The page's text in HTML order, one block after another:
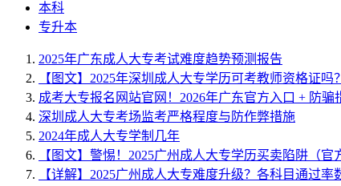
本科
专升本
2025年广东成人大专考试难度趋势预测报告
【图文】2025年深圳成人大专学历可考教师资格证吗？
成考大专报名网站官网！2026年广东官方入口 + 防骗
深圳成人大专考场监考严格程度与防作弊措施
2024年成人大专学制几年
【图文】警惕！2025广州成人大专学历买卖陷阱（官
【详解】2025广州成人大专难度升级？各科目通过率